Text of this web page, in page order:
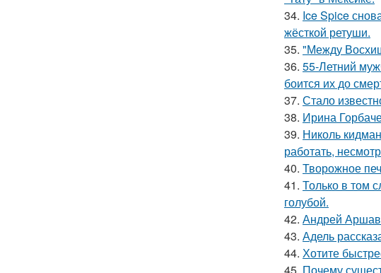
34. Ice Spice
жёсткой ретуши.
35. "Между
36. 55-Летний
боится их до
37. Стало
38. Ирина
39. Николь
работать,
40. Творожное
41. Только в том
голубой.
42. Андрей
43. Адель
44. Хотите